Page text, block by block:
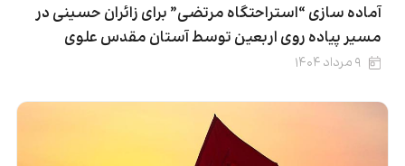
آماده سازی “استراحتگاه مرتضى” برای زائران حسینی در
مسیر پیاده روی اربعین توسط آستان مقدس علوی
۹ مرداد ۱۴۰۴